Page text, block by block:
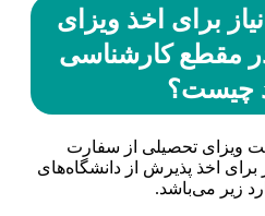
برای اخذ ویزای
در مقطع کارشناسی
چیست؟
ویزای تحصیلی از سفارت
برای اخذ پذیرش از دانشگاه‌های
زیر می‌باشد.